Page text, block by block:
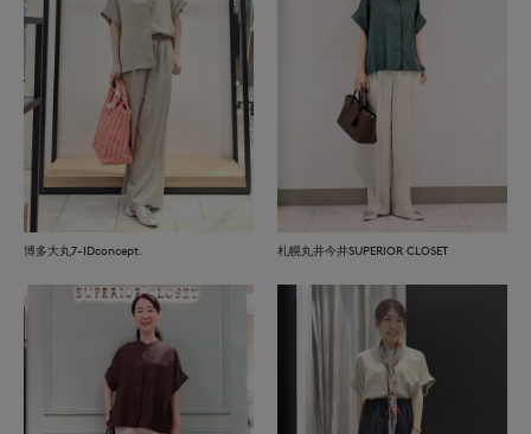
博多大丸7-IDconcept. 札幌丸井今井SUPERIOR CLOSET